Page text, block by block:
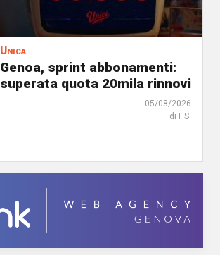
Unica
Genoa, sprint abbonamenti:
superata quota 20mila rinnovi
05/08/2026
di F.S.